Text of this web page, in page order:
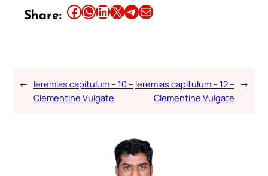
Share: Share this article on Facebook Share this article on WhatsApp Share this article on LinkedIn Share this article on X Share this article on TelegramEmail this Article
← Ieremias capitulum – 10 –
Clementine Vulgate
Ieremias capitulum – 12 –
Clementine Vulgate
→